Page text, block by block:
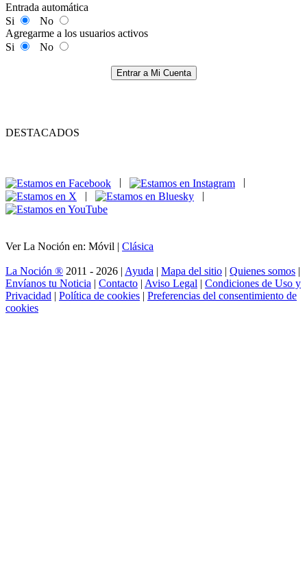
Entrada automática
Si
No
Agregarme a los usuarios activos
Si
No
Entrar a Mi Cuenta
DESTACADOS
|
|
Ver La Noción en: Móvil | Clásica
La Noción ® 2011 - 2026 | Ayuda | Mapa del sitio | Quienes somos |
Envíanos tu Noticia | Contacto | Aviso Legal | Condiciones de Uso y
Privacidad | Política de cookies | Preferencias del consentimiento de
cookies